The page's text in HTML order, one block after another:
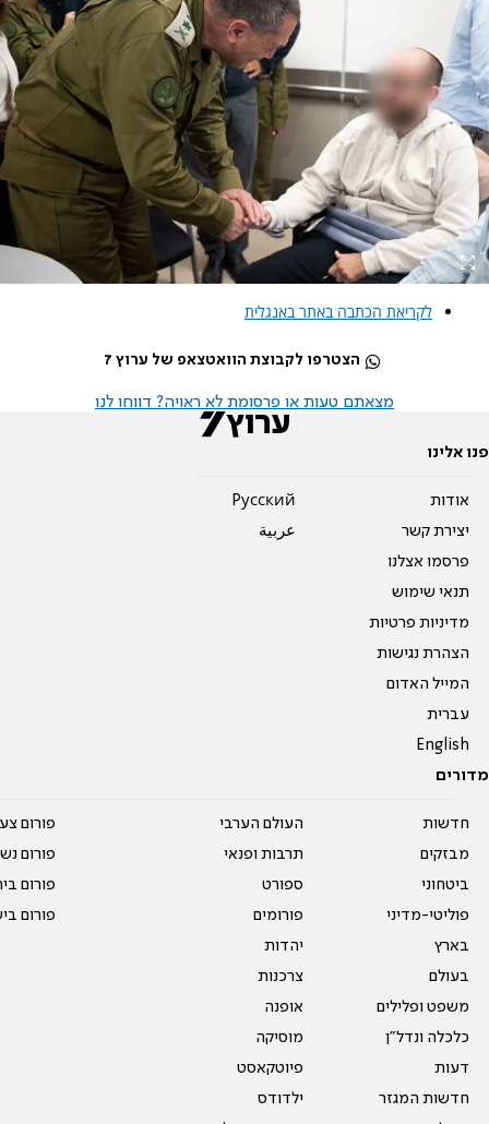
לקריאת הכתבה באתר באנגלית
הצטרפו לקבוצת הוואטצאפ של ערוץ 7
מצאתם טעות או פרסומת לא ראויה? דווחו לנו
פנו אלינו
אודות
יצירת קשר
פרסמו אצלנו
תנאי שימוש
מדיניות פרטיות
הצהרת נגישות
המייל האדום
עברית
English
Pусский
عربية
מדורים
חדשות
מבזקים
ביטחוני
פוליטי-מדיני
בארץ
בעולם
משפט ופלילים
כלכלה ונדל"ן
דעות
חדשות המגזר
העולם הערבי
תרבות ופנאי
ספורט
פורומים
יהדות
צרכנות
אופנה
מוסיקה
פיוטקאסט
ילדודס
פורום
פורום
פורום
פורום